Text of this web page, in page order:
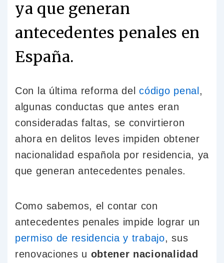
ya que generan
antecedentes penales en
España.
Con la última reforma delcódigo penal ,
algunas conductas que antes eran
consideradas faltas, se convirtieron
ahora en delitos leves impiden obtener
nacionalidad española por residencia, ya
que generan antecedentes penales.
Como sabemos, el contar con
antecedentes penales impide lograr un
permiso de residencia y trabajo, sus
renovaciones u obtener nacionalidad